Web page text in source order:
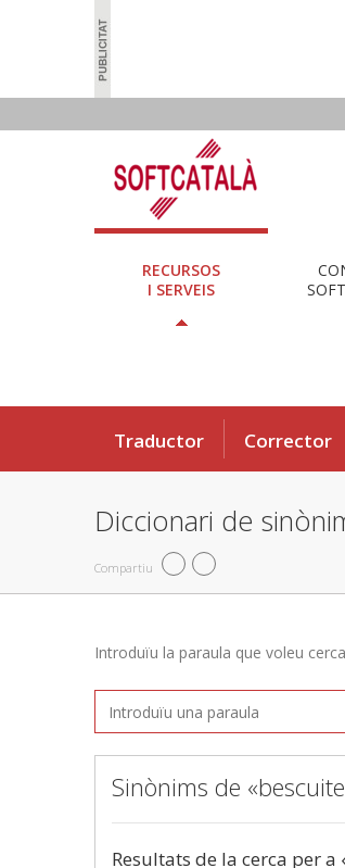
RECURSOS
I SERVEIS
Traductor Corrector
Diccionari de
Compartiu
Introduïu la paraula que voleu
Sinònims de
Resultats de la cerca per a